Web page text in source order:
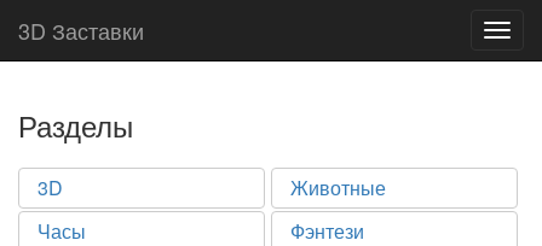
3D Заставки
Разделы
3D
Животные
Часы
Фэнтези